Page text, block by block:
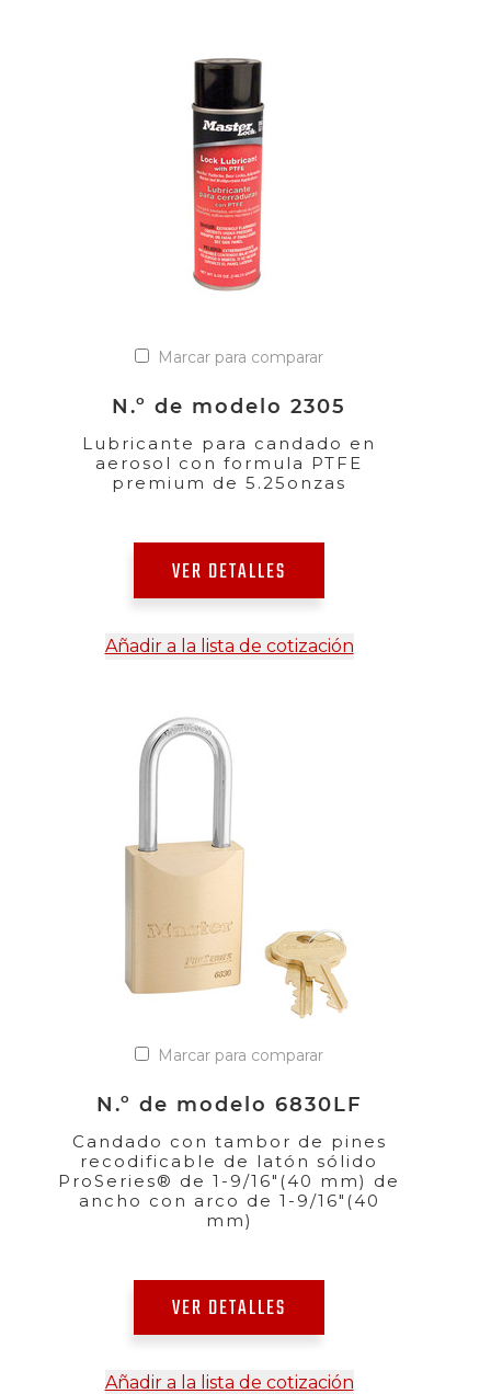
Marcar para comparar
N.º de modelo 2305
Lubricante para candado en
aerosol con formula PTFE
premium de 5.25onzas
VER DETALLES
Añadir a la lista de cotización
Marcar para comparar
N.º de modelo 6830LF
Candado con tambor de pines
recodificable de latón sólido
ProSeries® de 1-9/16"(40 mm) de
ancho con arco de 1-9/16"(40
mm)
VER DETALLES
Añadir a la lista de cotización